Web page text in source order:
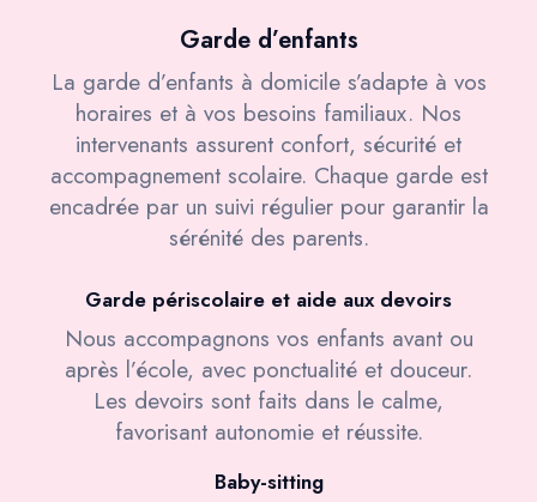
Garde d’enfants
La garde d’enfants à domicile s’adapte à vos
horaires et à vos besoins familiaux. Nos
intervenants assurent confort, sécurité et
accompagnement scolaire. Chaque garde est
encadrée par un suivi régulier pour garantir la
sérénité des parents.
Garde périscolaire et aide aux devoirs
Nous accompagnons vos enfants avant ou
après l’école, avec ponctualité et douceur.
Les devoirs sont faits dans le calme,
favorisant autonomie et réussite.
Baby-sitting